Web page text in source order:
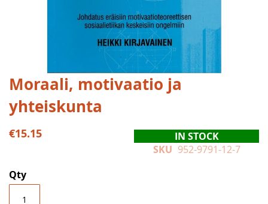
Skip
to
the
beginning
of
gallery
Moraali, motivaatio ja
yhteiskunta
€15.15
IN STOCK
SKU 952-9791-12-7
Qty